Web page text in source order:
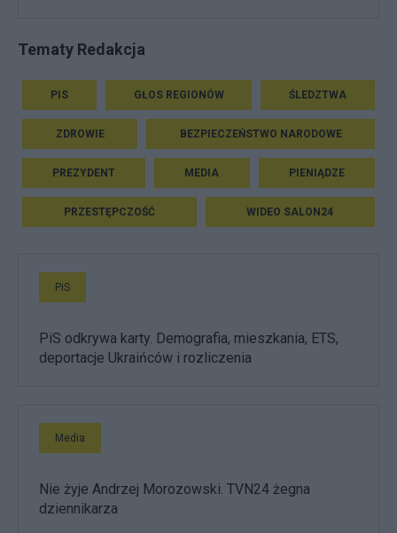
Tematy Redakcja
PIS GŁOS REGIONÓW ŚLEDZTWA
ZDROWIE BEZPIECZEŃSTWO NARODOWE
PREZYDENT MEDIA PIENIĄDZE
PRZESTĘPCZOŚĆ WIDEO SALON24
PiS
PiS odkrywa karty. Demografia, mieszkania, ETS,
deportacje Ukraińców i rozliczenia
Media
Nie żyje Andrzej Morozowski. TVN24 żegna
dziennikarza